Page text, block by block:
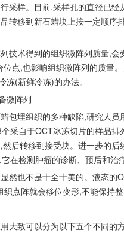
采样。目前,采样孔的直径已
转移到新石蜡块上按一定顺
技术得到的组织微阵列质量,
点,也影响组织微阵列的质量
(新鲜冷冻)的办法。
微阵列
包埋组织的多种缺陷,研究人
采自于OCT冰冻切片的样品
后转移到接受块。进一步的
在检测肿瘤的诊断、预后和治
然也不是十全十美的。液态的
点阵就会移位变形,不能保持
大致可以分为以下五个不同的